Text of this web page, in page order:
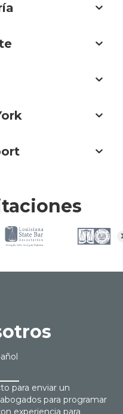
para enviar un
para programar